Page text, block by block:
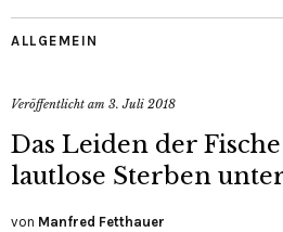
ALLGEMEIN
Veröffentlicht am 3. Juli 2018
Das Leiden der
lautlose Sterben unter
von Manfred Fetthauer